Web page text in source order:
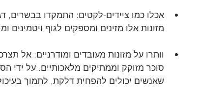
אכלו כמו ציידים-לקטים: התמקדו בבשרים,
מזונות אלו מזינים ומספקים לגוף ויטמינים
וותרו על מזונות מעובדים ומודרניים: אל
סוכר מזוקק וממתיקים מלאכותיים. על ידי
שאנשים יכולים להפחית דלקת, לתמוך